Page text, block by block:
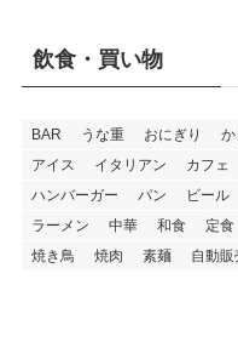
飲食・買い物
BAR うな重 おにぎり
アイス
イタリアン カフェ
ハンバーガー
パン ビール
ラーメン
中華 和食 定食
焼き鳥
焼肉 素麺 自動販